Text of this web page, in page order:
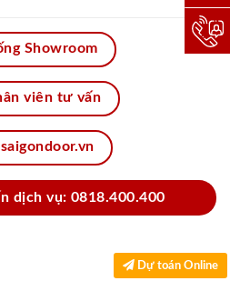
Showroom
viên tư vấn
dịch vụ: 0818.400.400
Dự toán Online